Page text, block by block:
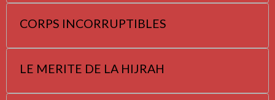
CORPS INCORRUPTIBLES
LE MERITE DE LA HIJRAH